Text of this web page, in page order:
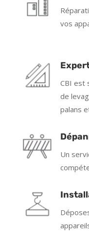
vos
CBI est
de
palans
Un